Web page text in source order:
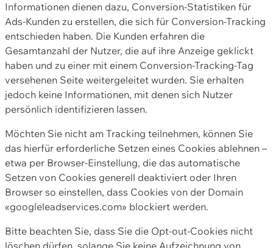
Informationen dienen dazu, Conversion-Statistiken für
Ads-Kunden zu erstellen, die sich für Conversion-Tracking
entschieden haben. Die Kunden erfahren die
Gesamtanzahl der Nutzer, die auf ihre Anzeige geklickt
haben und zu einer mit einem Conversion-Tracking-Tag
versehenen Seite weitergeleitet wurden. Sie erhalten
jedoch keine Informationen, mit denen sich Nutzer
persönlich identifizieren lassen.
Möchten Sie nicht am Tracking teilnehmen, können Sie
das hierfür erforderliche Setzen eines Cookies ablehnen –
etwa per Browser-Einstellung, die das automatische
Setzen von Cookies generell deaktiviert oder Ihren
Browser so einstellen, dass Cookies von der Domain
«googleleadservices.com» blockiert werden.
Bitte beachten Sie, dass Sie die Opt-out-Cookies nicht